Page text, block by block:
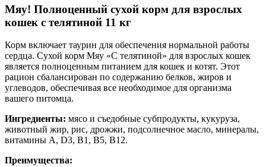
Мяу! Полноценный сухой корм для взрослых
кошек с телятиной 11 кг
Корм включает таурин для обеспечения нормальной работы
сердца. Сухой корм Мяу «С телятиной» для взрослых кошек
является полноценным питанием для кошек и котят. Этот
рацион сбалансирован по содержанию белков, жиров и
углеводов, обеспечивая все необходимое для организма
вашего питомца.
Ингредиенты: мясо и съедобные субпродукты, кукуруза,
животный жир, рис, дрожжи, подсолнечное масло, минералы,
витамины A, D3, B1, B5, B12.
Преимущества: